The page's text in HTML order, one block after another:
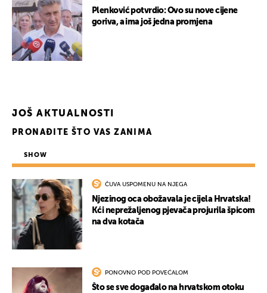
Plenković potvrdio: Ovo su nove cijene
goriva, a ima još jedna promjena
JOŠ AKTUALNOSTI
PRONAĐITE ŠTO VAS ZANIMA
SHOW
ČUVA USPOMENU NA NJEGA
Njezinog oca obožavala je cijela Hrvatska!
Kći neprežaljenog pjevača projurila špicom
na dva kotača
PONOVNO POD POVEĆALOM
Što se sve događalo na hrvatskom otoku